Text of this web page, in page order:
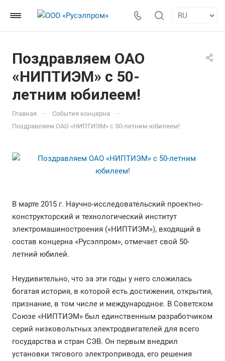
Поздравляем ОАО
«НИПТИЭМ» с 50-
летним юбилеем!
Главная — События концерна —
Поздравляем ОАО «НИПТИЭМ» с 50-летним юбилеем!
В марте 2015 г. Научно-исследовательский проектно-
конструкторский и технологический институт
электромашиностроения («НИПТИЭМ»), входящий в
состав концерна «Русэлпром», отмечает свой 50-
летний юбилей.
Неудивительно, что за эти годы у него сложилась
богатая история, в которой есть достижения, открытия,
признание, в том числе и международное. В Советском
Союзе «НИПТИЭМ» был единственным разработчиком
серий низковольтных электродвигателей для всего
государства и стран СЭВ. Он первым внедрил
установки тягового электропривода, его решения